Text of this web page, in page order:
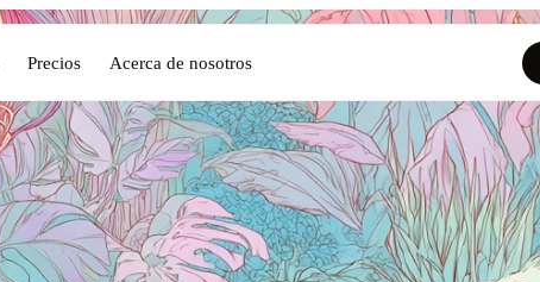
Precios Acerca de nosotros